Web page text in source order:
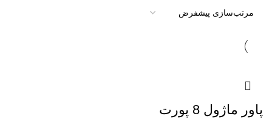
پاور ماژول 8 پورت